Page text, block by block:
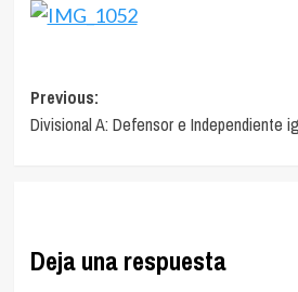
Navegación
de
Previous:
Divisional A: Defensor e Independiente
Deja una respuesta